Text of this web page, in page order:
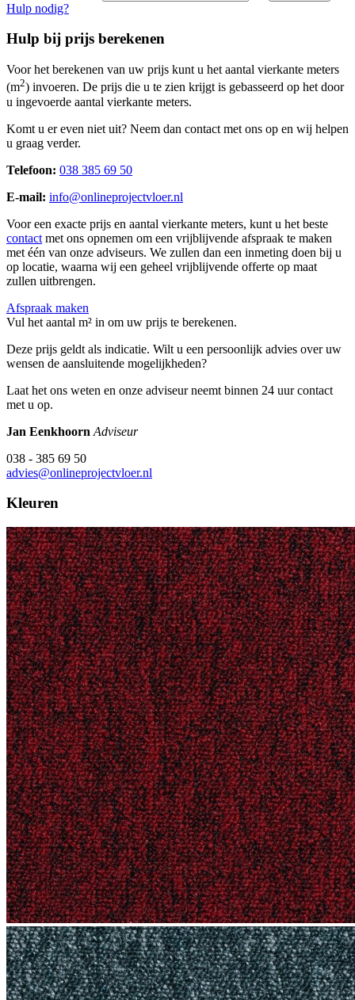
Hulp nodig?
Hulp bij prijs berekenen
Voor het berekenen van uw prijs kunt u het aantal vierkante meters
(m2) invoeren. De prijs die u te zien krijgt is gebasseerd op het door
u ingevoerde aantal vierkante meters.
Komt u er even niet uit? Neem dan contact met ons op en wij helpen
u graag verder.
Telefoon: 038 385 69 50
E-mail: info@onlineprojectvloer.nl
Voor een exacte prijs en aantal vierkante meters, kunt u het beste
contact met ons opnemen om een vrijblijvende afspraak te maken
met één van onze adviseurs. We zullen dan een inmeting doen bij u
op locatie, waarna wij een geheel vrijblijvende offerte op maat
zullen uitbrengen.
Afspraak maken
Vul het aantal m² in om uw prijs te berekenen.
Deze prijs geldt als indicatie. Wilt u een persoonlijk advies over uw
wensen de aansluitende mogelijkheden?
Laat het ons weten en onze adviseur neemt binnen 24 uur contact
met u op.
Jan Eenkhoorn Adviseur
038 - 385 69 50
advies@onlineprojectvloer.nl
Kleuren